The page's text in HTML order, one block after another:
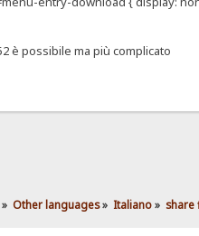
è possibile ma più complicato
» Other languages» Italiano» share